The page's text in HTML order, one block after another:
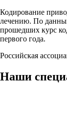
Кодирование
лечению. По
прошедших курс
первого года.
Российская
Наши